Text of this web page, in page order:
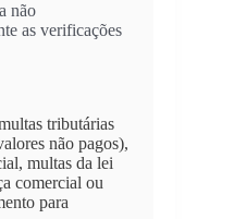
não
as verificações
tributárias
não pagos),
multas da lei
comercial ou
para